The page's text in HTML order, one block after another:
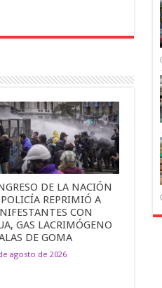
DE LA NACIÓN
REPRIMIÓ A
CON
GAS LACRIMÓGENO
DE GOMA
agosto de 2026